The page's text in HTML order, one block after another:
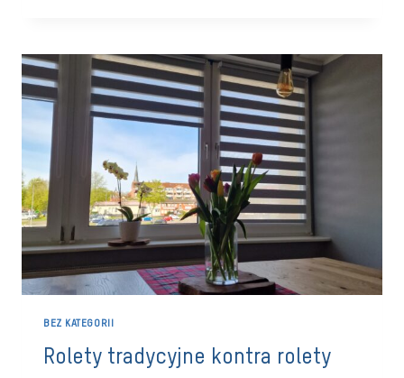
OKNO
BALKONOWE/TARASOWE?
PRAKTYCZNE
PORADY
BEZ KATEGORII
Rolety tradycyjne kontra rolety